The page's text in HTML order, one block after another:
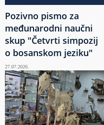
Pozivno pismo za
međunarodni naučni
skup "Četvrti simpozij
o bosanskom jeziku"
27.07.2026.